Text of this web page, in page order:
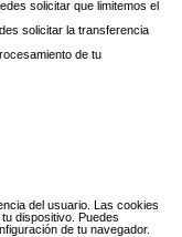
solicitar que limitemos el
solicitar la transferencia
de tu
del usuario. Las cookies
dispositivo. Puedes
de tu navegador.